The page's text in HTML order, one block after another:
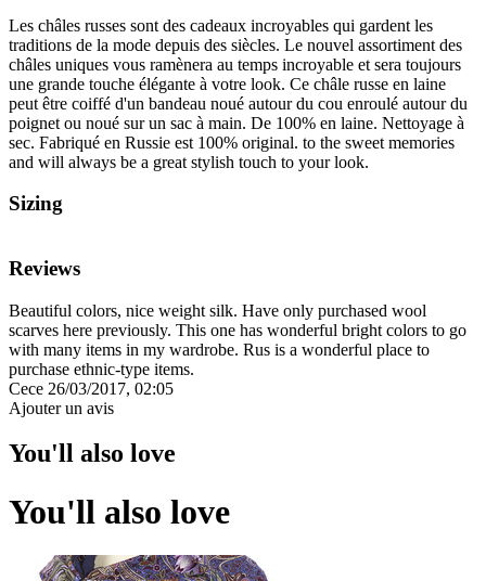
Les châles russes sont des cadeaux incroyables qui gardent les
traditions de la mode depuis des siècles. Le nouvel assortiment des
châles uniques vous ramènera au temps incroyable et sera toujours
une grande touche élégante à votre look. Ce châle russe en laine
peut être coiffé d'un bandeau noué autour du cou enroulé autour du
poignet ou noué sur un sac à main. De 100% en laine. Nettoyage à
sec. Fabriqué en Russie est 100% original. to the sweet memories
and will always be a great stylish touch to your look.
Sizing
Reviews
Beautiful colors, nice weight silk. Have only purchased wool
scarves here previously. This one has wonderful bright colors to go
with many items in my wardrobe. Rus is a wonderful place to
purchase ethnic-type items.
Cece 26/03/2017, 02:05
Ajouter un avis
You'll also love
You'll also love